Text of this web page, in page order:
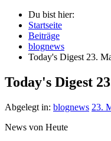
Du bist hier:
Startseite
Beiträge
blognews
Today's Digest 23.
Today's Digest
Abgelegt in: blognews 23.
News von Heute